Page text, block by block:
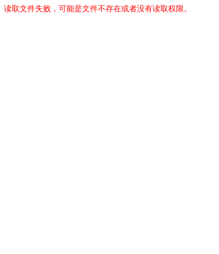
读取文件失败，可能是文件不存在或者没有读取权限。